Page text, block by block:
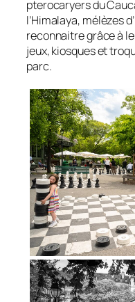
pterocaryers du
l’Himalaya, mélèzes
reconnaitre grâce à
jeux, kiosques et
parc.